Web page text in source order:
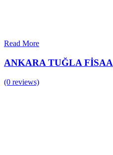
Read More
ANKARA TUĞLA FİSAA
(0 reviews)